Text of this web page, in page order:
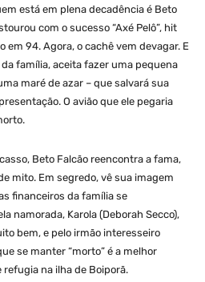
está em plena decadência é Beto
com o sucesso “Axé Pelô”, hit
94. Agora, o cachê vem devagar. E
família, aceita fazer uma pequena
maré de azar – que salvará sua
O avião que ele pegaria
Beto Falcão reencontra a fama,
mito. Em segredo, vê sua imagem
financeiros da família se
namorada, Karola (Deborah Secco),
bem, e pelo irmão interesseiro
se manter “morto” é a melhor
refugia na ilha de Boiporã.